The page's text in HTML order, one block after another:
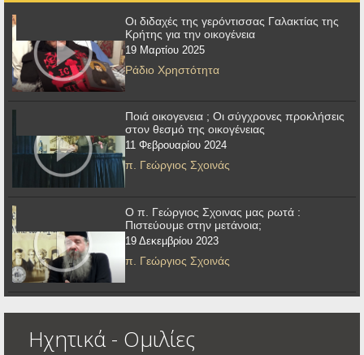
Οι διδαχές της γερόντισσας Γαλακτίας της
Κρήτης για την οικογένεια
19 Μαρτίου 2025
Ράδιο Χρηστότητα
Ποιά οικογενεια ; Οι σύγχρονες προκλήσεις
στον θεσμό της οικογένειας
11 Φεβρουαρίου 2024
π. Γεώργιος Σχοινάς
Ο π. Γεώργιος Σχοινας μας ρωτά :
Πιστεύουμε στην μετάνοια;
19 Δεκεμβρίου 2023
π. Γεώργιος Σχοινάς
Ηχητικά - Ομιλίες